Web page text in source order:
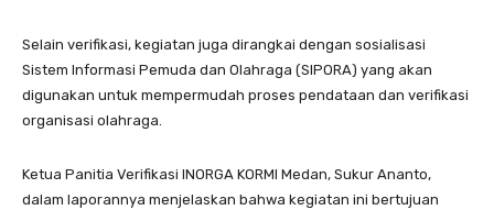
Selain verifikasi, kegiatan juga dirangkai dengan sosialisasi
Sistem Informasi Pemuda dan Olahraga (SIPORA) yang akan
digunakan untuk mempermudah proses pendataan dan verifikasi
organisasi olahraga.
Ketua Panitia Verifikasi INORGA KORMI Medan, Sukur Ananto,
dalam laporannya menjelaskan bahwa kegiatan ini bertujuan